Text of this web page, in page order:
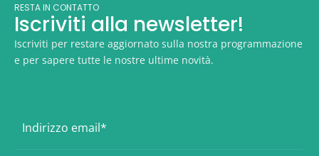
RESTA IN CONTATTO
Iscriviti alla newsletter!
Iscriviti per restare aggiornato sulla nostra programmazione
e per sapere tutte le nostre ultime novità.
m